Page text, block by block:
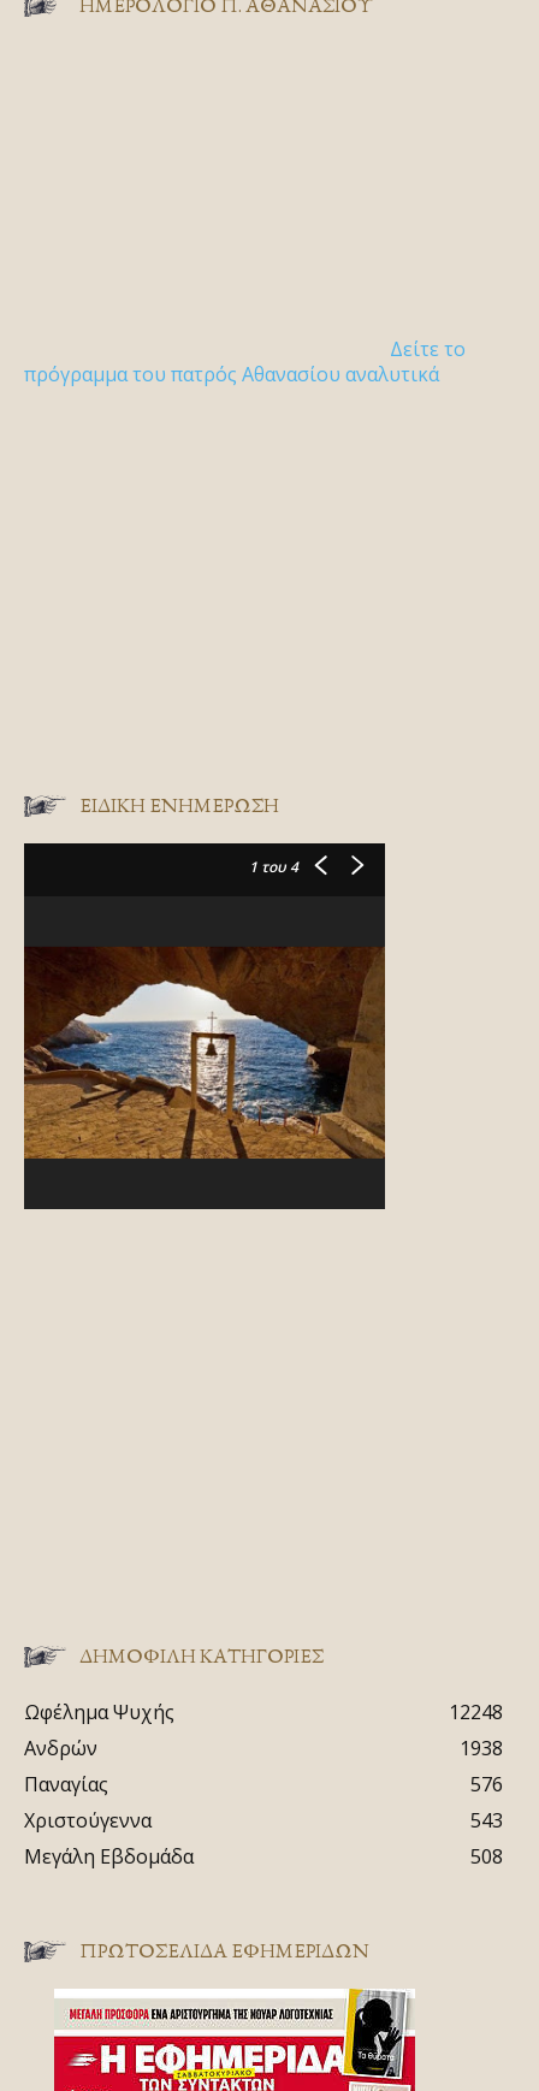
Δείτε το
πρόγραμμα του πατρός Αθανασίου αναλυτικά
ΕΙΔΙΚΉ ΕΝΗΜΈΡΩΣΗ
1 του 4
ΔΗΜΟΦΙΛΗ ΚΑΤΗΓΟΡΙΕΣ
Ωφέλημα Ψυχής
12248
Ανδρών
1938
Παναγίας
576
Χριστούγεννα
543
Μεγάλη Εβδομάδα
508
ΠΡΩΤΟΣΈΛΙΔΑ ΕΦΗΜΕΡΊΔΩΝ